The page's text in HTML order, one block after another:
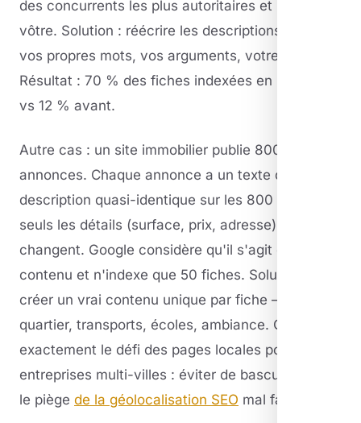
des concurrents les plus autoritaires et ignore la
vôtre. Solution : réécrire les descriptions avec
vos propres mots, vos arguments, votre angle.
Résultat : 70 % des fiches indexées en 3 mois,
vs 12 % avant.
Autre cas : un site immobilier publie 800
annonces. Chaque annonce a un texte de
description quasi-identique sur les 800 fiches,
seuls les détails (surface, prix, adresse)
changent. Google considère qu'il s'agit du même
contenu et n'indexe que 50 fiches. Solution :
créer un vrai contenu unique par fiche —
quartier, transports, écoles, ambiance. C'est
exactement le défi des pages locales pour
entreprises multi-villes : éviter de basculer dans
le piège de la géolocalisation SEO mal faite.